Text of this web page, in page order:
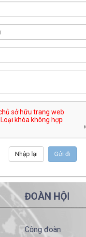
ĐOÀN HỘI
Công đoàn